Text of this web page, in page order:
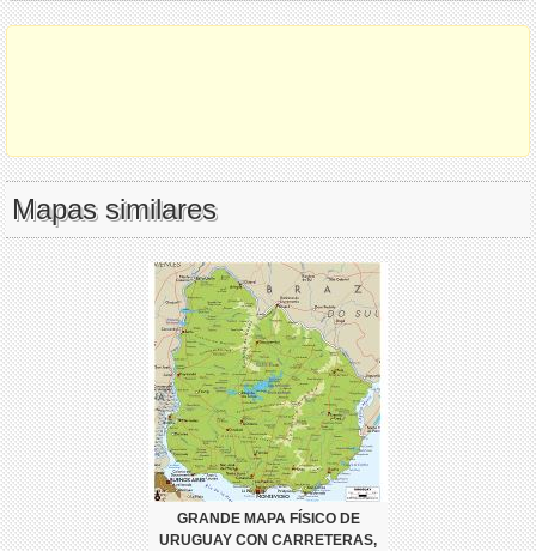
Mapas similares
GRANDE MAPA FÍSICO DE
URUGUAY CON CARRETERAS,